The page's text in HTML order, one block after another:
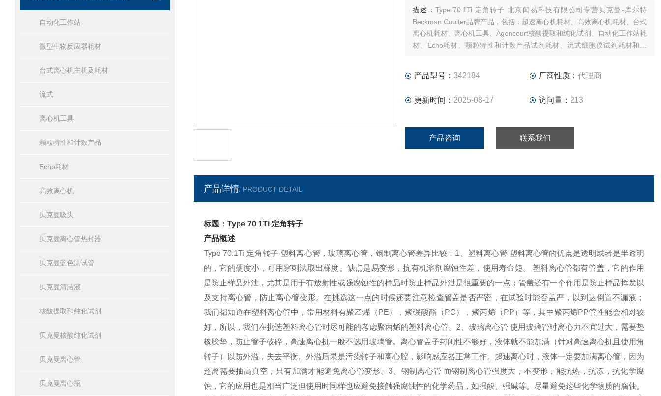
自动化工作站
微型生物反应器耗材
台式离心机主机及耗材
流式
离心机工具
颗粒特性和计数产品
Echo耗材
高效离心机
贝克曼吸头
贝克曼离心管热封器
贝克曼蓝色测试管
贝克曼清洁液
核酸提取和纯化试剂
贝克曼核酸纯化试剂
贝克曼离心管
贝克曼离心瓶
描述： Type 70.1Ti 定角转子 北京闻易科技有限公司专营贝克曼-库尔特
Beckman Coulter品牌产品，包括：超速离心机耗材、高效离心机耗材、台式
离心机耗材、离心机工具、Agencourt核酸提取和纯化试剂、自动化工作站耗
材、Echo耗材、颗粒特性和计数产品试剂耗材、流式细胞仪试剂耗材和软
产品型号： 342184 厂商性质： 代理商
更新时间： 2025-08-17 访问量： 213
产品咨询 联系我们
产品详情/ PRODUCT DETAIL
标题：Type 70.1Ti 定角转子
产品概述
Type 70.1Ti 定角转子 塑料离心管，玻璃离心管，钢制离心管差异比较：1、塑料离心管 塑料离心管的优点是透明或者是半透明
的，它的硬度小，可用穿刺法取出梯度。缺点是易变形，抗有机溶剂腐蚀性差，使用寿命短。 塑料离心管都有管盖，它的作用
是防止样品外泄，尤其是用于有放射性或强腐蚀性的样品时防止样品外泄是很重要的一点；管盖还有一个作用是防止样品挥发以
及支持离心管，防止离心管变形。在挑选这一点的时候还要注意检查管盖是否严密，在试验时能否盖严，以到达倒置不漏液；
我们都知道在塑料离心管中，常用材料有聚乙烯（PE），聚碳酸酯（PC），聚丙烯（PP）等，其中聚丙烯PP管性能会相对较
好，所以，我们在挑选塑料离心管时尽可能的考虑聚丙烯的塑料离心管。2、玻璃离心管 使用玻璃管时离心力不宜过大，需要垫
橡胶垫，防止管子破碎，高速离心机一般不选用玻璃管。离心管盖子封闭性不够好，液体就不能加满（针对高速离心机且使用角
转子）以防外溢，失去平衡。外溢后果是污染转子和离心腔，影响感应器正常工作。超速离心时，液体一定要加满离心管，因为
超离需要抽高真空，只有加满才能避免离心管变形。3、钢制离心管 而钢制离心管强度大，不变形，能抗热，抗冻，抗化学腐
蚀，它的应用也是相当广泛但使用时同样也应避免接触强腐蚀性的化学药品，如强酸、强碱等。尽量避免这些化学物质的腐蚀。